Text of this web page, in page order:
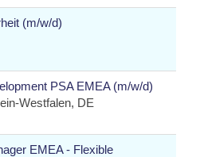
(m/w/d)
PSA EMEA (m/w/d)
Westfalen, DE
EMEA - Flexible